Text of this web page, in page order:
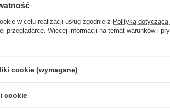
w celu realizacji usług zgodnie z Polityką dotyczącą
przeglądarce. Więcej informacji na temat warunków i
cookie (wymagane)
cookie